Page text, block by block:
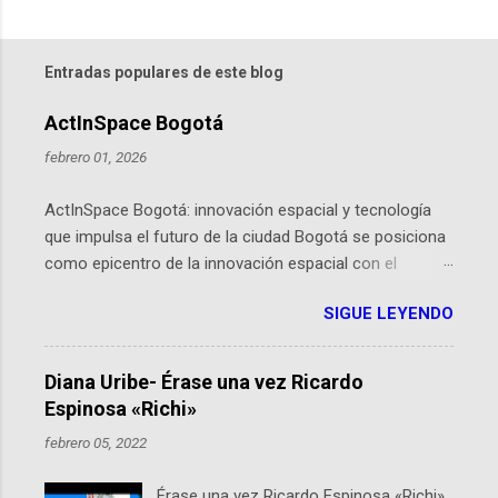
Entradas populares de este blog
ActInSpace Bogotá
febrero 01, 2026
ActInSpace Bogotá: innovación espacial y tecnología
que impulsa el futuro de la ciudad Bogotá se posiciona
como epicentro de la innovación espacial con el
hackathon global que convierte tecnologías de la
Agencia Espacial Europea en soluciones prácticas para
la vida cotidiana. Este evento, organizado por el
Planetario de Bogotá del Idartes y la Universidad de los
Andes, reúne a expertos como el presidente de Airbus
Colombia y líderes del sector aeroespacial para inspirar
SIGUE LEYENDO
Diana Uribe- Érase una vez Ricardo
Espinosa «Richi»
febrero 05, 2022